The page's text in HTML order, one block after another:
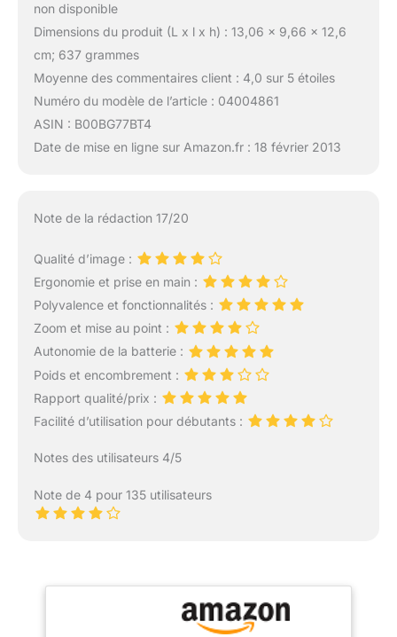
non disponible
Dimensions du produit (L x l x h) : 13,06 x 9,66 x 12,6
cm; 637 grammes
Moyenne des commentaires client : 4,0 sur 5 étoiles
Numéro du modèle de l’article : 04004861
ASIN : B00BG77BT4
Date de mise en ligne sur Amazon.fr : 18 février 2013
Note de la rédaction 17/20
Qualité d’image :
Ergonomie et prise en main :
Polyvalence et fonctionnalités :
Zoom et mise au point :
Autonomie de la batterie :
Poids et encombrement :
Rapport qualité/prix :
Facilité d’utilisation pour débutants :
Notes des utilisateurs 4/5
Note de 4 pour 135 utilisateurs